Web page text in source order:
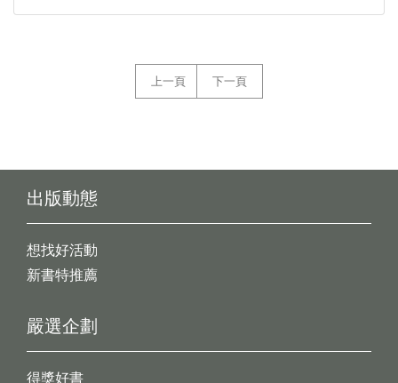
上一頁 下一頁
出版動態
想找好活動
新書特推薦
嚴選企劃
得獎好書